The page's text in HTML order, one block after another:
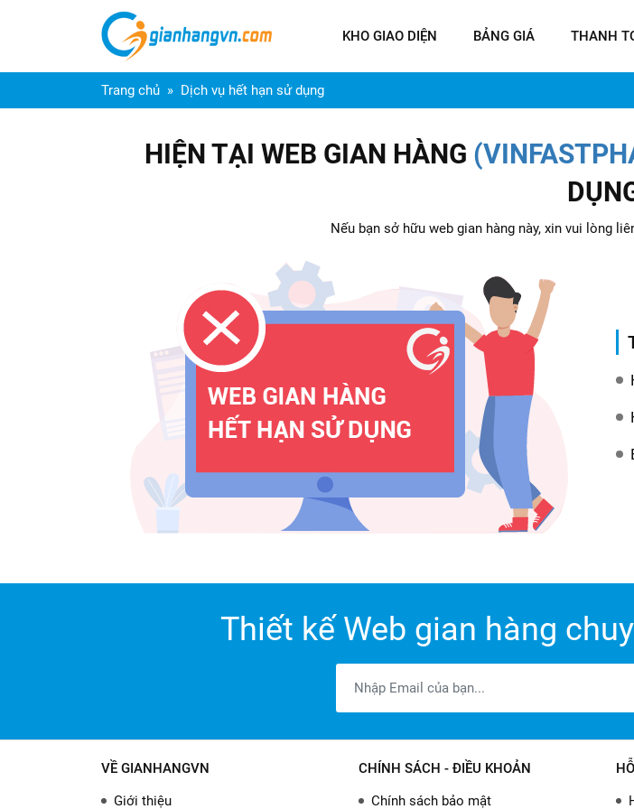
KHO GIAO DIỆN BẢNG GIÁ THANH
Trang chủ Dịch vụ hết hạn sử dụng
HIỆN TẠI WEB GIAN HÀNG
Nếu bạn sở hữu web gian hàng này, xin vui lòng
Thiết kế Web gian hàng
VỀ GIANHANGVN
Giới thiệu
CHÍNH SÁCH - ĐIỀU KHOẢN
Chính sách bảo mật